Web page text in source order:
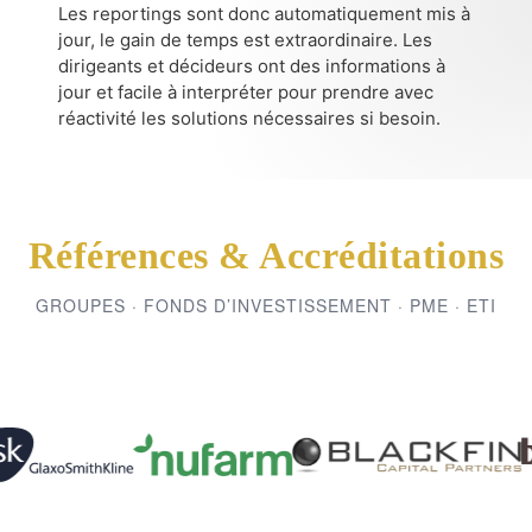
Les reportings sont donc automatiquement mis à
jour, le gain de temps est extraordinaire. Les
dirigeants et décideurs ont des informations à
jour et facile à interpréter pour prendre avec
réactivité les solutions nécessaires si besoin.
Références & Accréditations
GROUPES · FONDS D’INVESTISSEMENT · PME · ETI